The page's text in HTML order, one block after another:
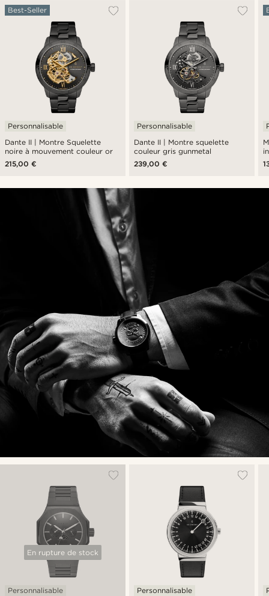
Dante II | Montre Squelette
noire à mouvement couleur or
Best-Seller
Personnalisable
215,00 €
Dante II | Montre squelette
couleur gris gunmetal
Personnalisable
239,00 €
En rupture de stock
Personnalisable Personnalisable